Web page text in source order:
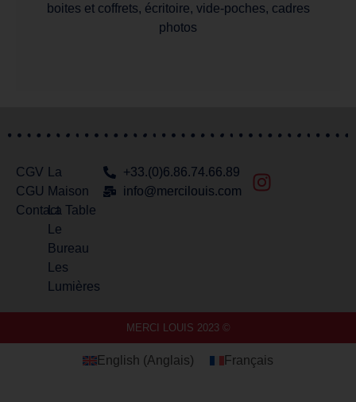
boites et coffrets, écritoire, vide-poches, cadres
photos
CGV
CGU
Contact
La
Maison
La Table
Le
Bureau
Les
Lumières
+33.(0)6.86.74.66.89
info@mercilouis.com​
MERCI LOUIS 2023 ©
English (Anglais) Français